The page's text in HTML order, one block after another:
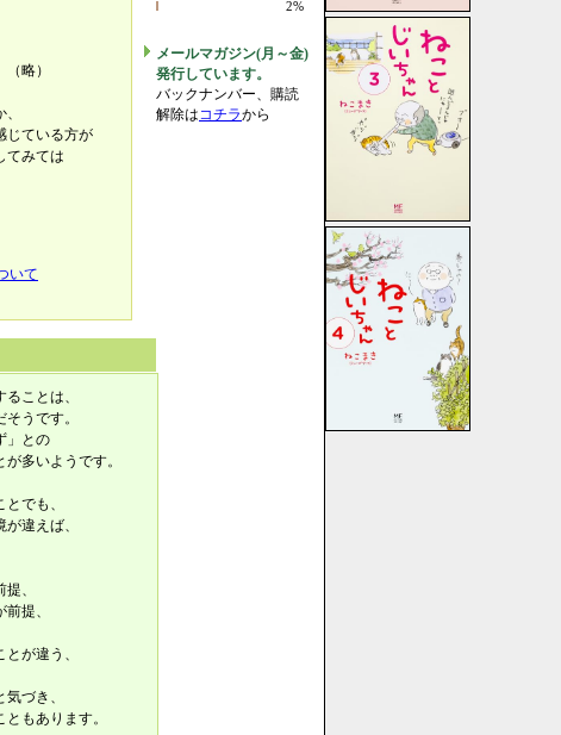
略）
じている方が
てみては
いて
ことは、
うです。
」との
多いようです。
でも、
違えば、
、
提、
が違う、
づき、
もあります。
2%
メールマガジン(月～金)
発行しています。
バックナンバー、購読
解除はコチラから